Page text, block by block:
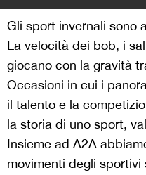
Gli sport invernali sono
La velocità dei bob, i
giocano con la gravità
Occasioni in cui i
il talento e la
la storia di uno sport,
Insieme ad A2A
movimenti degli sportivi